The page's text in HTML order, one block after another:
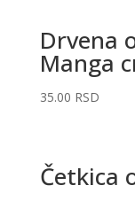
Drvena
Manga
35.00 RSD
Četkica